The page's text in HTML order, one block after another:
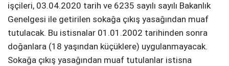
işçileri, 03.04.2020 tarih ve 6235 sayılı sayılı Bakanlık
Genelgesi ile getirilen sokağa çıkış yasağından muaf
tutulacak. Bu istisnalar 01.01.2002 tarihinden sonra
doğanlara (18 yaşından küçüklere) uygulanmayacak.
Sokağa çıkış yasağından muaf tutulanlar istisna